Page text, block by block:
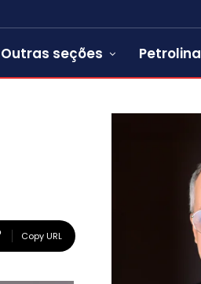
Outras seções Petrolina
Copy URL